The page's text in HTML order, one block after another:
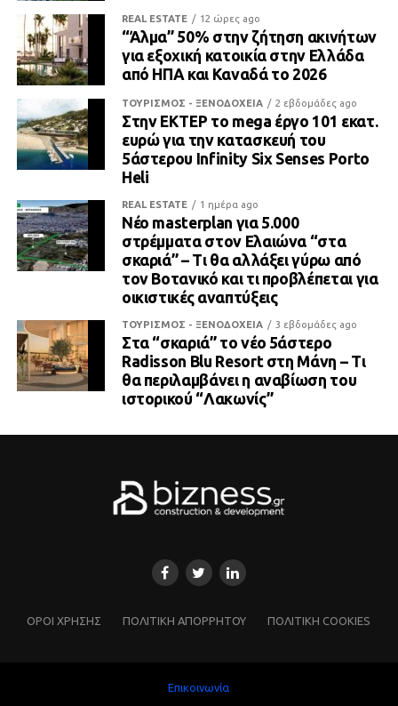
REAL ESTATE 12 ώρες ago
“Άλμα” 50% στην ζήτηση ακινήτων
για εξοχική κατοικία στην Ελλάδα
από ΗΠΑ και Καναδά το 2026
ΤΟΥΡΙΣΜΟΣ - ΞΕΝΟΔΟΧΕΙΑ 2 εβδομάδες ago
Στην ΕΚΤΕΡ το mega έργο 101 εκατ.
ευρώ για την κατασκευή του
5άστερου Infinity Six Senses Porto
Heli
REAL ESTATE 1 ημέρα ago
Νέο masterplan για 5.000
στρέμματα στον Ελαιώνα “στα
σκαριά” – Τι θα αλλάξει γύρω από
τον Βοτανικό και τι προβλέπεται για
οικιστικές αναπτύξεις
ΤΟΥΡΙΣΜΟΣ - ΞΕΝΟΔΟΧΕΙΑ 3 εβδομάδες ago
Στα “σκαριά” το νέο 5άστερο
Radisson Blu Resort στη Μάνη – Τι
θα περιλαμβάνει η αναβίωση του
ιστορικού “Λακωνίς”
ΌΡΟΙ ΧΡΗΣΗΣ ΠΟΛΙΤΙΚΗ ΑΠΟΡΡΗΤΟΥ ΠΟΛΙΤΙΚΗ COOKIES
Επικοινωνία